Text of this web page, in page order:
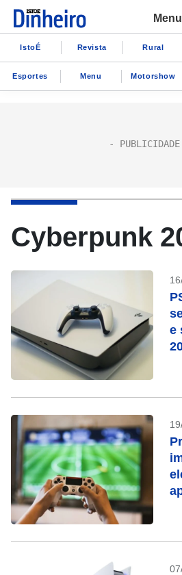
Menu
IstoÉ Revista Rural
Esportes Menu Motorshow
Cyberpunk
e